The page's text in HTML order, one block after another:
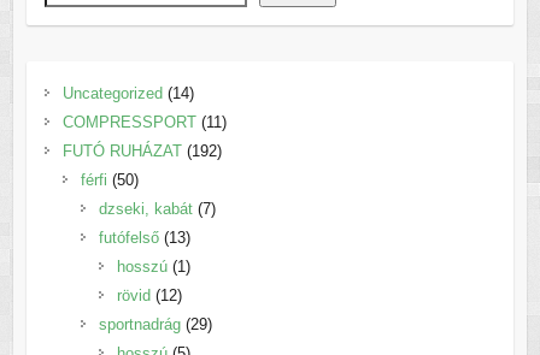
Uncategorized 1414
termék
COMPRESSPORT 1111
termék
FUTÓ RUHÁZAT 192192
férfi 5050
termék
dzseki, kabát 77
futófelső 1313
termék
hosszú 11
rövid 1212
termék
sportnadrág 2929